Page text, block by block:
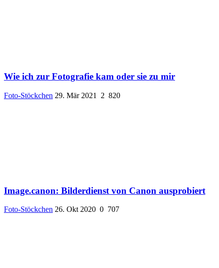
Wie ich zur Fotografie kam oder sie zu mir
Foto-Stöckchen 29. Mär 2021 2 820
Image.canon: Bilderdienst von Canon ausprobiert
Foto-Stöckchen 26. Okt 2020 0 707